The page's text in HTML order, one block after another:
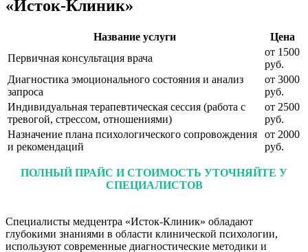
«Исток-Клиник»
Название услуги
Цена
Первичная консультация врача
от 1500
руб.
Диагностика эмоционального состояния и анализ
запроса
от 3000
руб.
Индивидуальная терапевтическая сессия (работа с
тревогой, стрессом, отношениями)
от 2500
руб.
Назначение плана психологического сопровождения
и рекомендаций
от 2000
руб.
ПОЛНЫЙ ПРАЙС И СТОИМОСТЬ УТОЧНЯЙТЕ У
СПЕЦИАЛИСТОВ
Специалисты медцентра «Исток-Клиник» обладают
глубокими знаниями в области клинической психологии,
используют современные диагностические методики и